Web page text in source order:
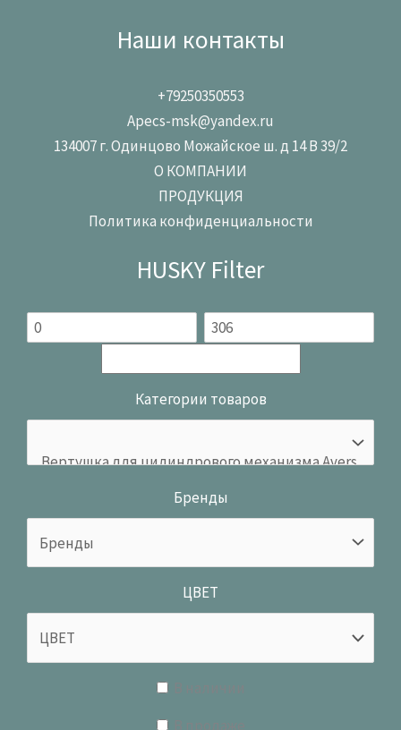
Наши контакты
+79250350553
Apecs-msk@yandex.ru
134007 г. Одинцово Можайское ш. д 14 В 39/2
О КОМПАНИИ
ПРОДУКЦИЯ
Политика конфиденциальности
HUSKY Filter
Категории товаров
Бренды
ЦВЕТ